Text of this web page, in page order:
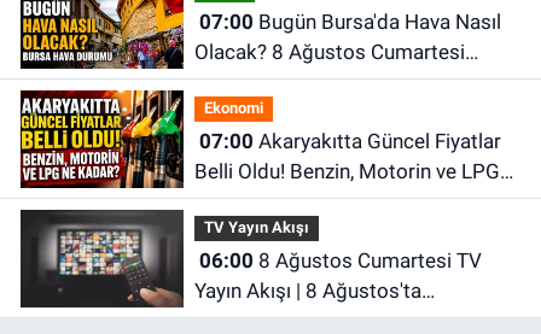
07:00
Olacak? 8 Ağustos Cumartesi
İnegöl Hava Durumu
Ekonomi
07:00
Belli Oldu! Benzin, Motorin ve LPG
Ne Kadar?
TV Yayın Akışı
06:00
Yayın Akışı | 8 Ağustos'ta
Televizyonda Neler Var? TRT 1, TV8,